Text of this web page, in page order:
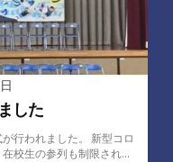
した
行われました。 新型コロ
校生の参列も制限され...